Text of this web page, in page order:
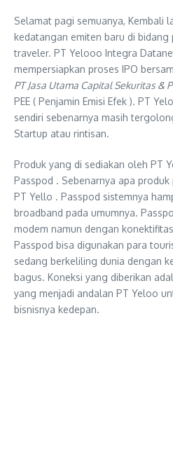
Selamat pagi semuanya, Kembali
kedatangan emiten baru di
traveler. PT Yelooo Integra
mempersiapkan proses IPO
PT Jasa Utama Capital Sekuritas &
PEE ( Penjamin Emisi Efek ). PT
sendiri sebenarnya masih
Startup atau rintisan.
Produk yang di sediakan oleh PT
Passpod . Sebenarnya apa
PT Yello . Passpod sistemnya
broadband pada umumnya.
modem namun dengan
Passpod bisa digunakan para
sedang berkeliling dunia dengan
bagus. Koneksi yang diberikan
yang menjadi andalan PT Yeloo
bisnisnya kedepan.